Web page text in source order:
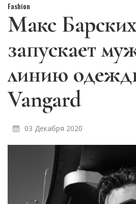
Fashion
Макс
запускает
линию
Vangard
03 Декабря 2020